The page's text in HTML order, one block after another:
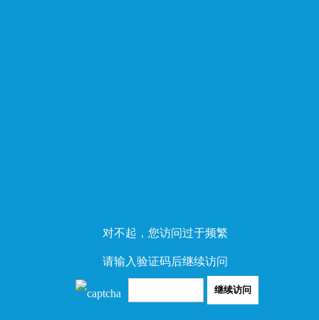
对不起，您访问过于频繁
请输入验证码后继续访问
继续访问